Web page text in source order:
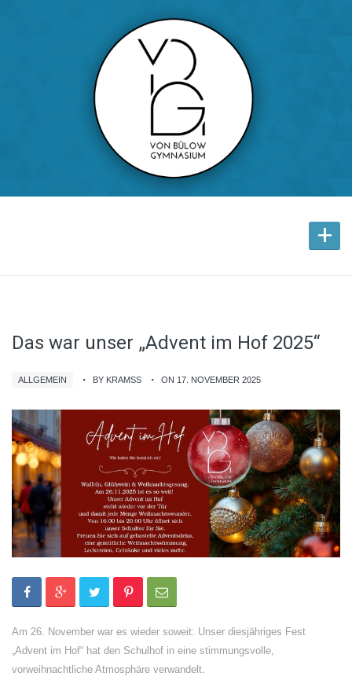
+
Das war unser „Advent im Hof 2025“
ALLGEMEIN BY KRAMSS ON 17. NOVEMBER 2025
Am 26. November war es wieder soweit: Unser diesjähriges Fest
„Advent im Hof“ hat den Schulhof in eine stimmungsvolle,
vorweihnachtliche Atmosphäre verwandelt.